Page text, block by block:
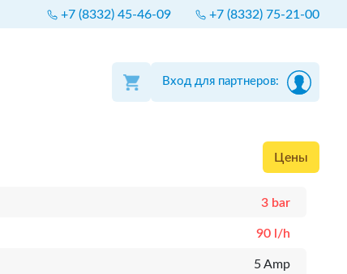
+7 (8332) 45-46-09 +7 (8332) 75-21-00
Вход для партнеров:
Цены
3 bar
90 l/h
5 Amp